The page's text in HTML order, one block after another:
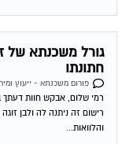
גורל משכנתא של
חתונתו
פורום משכנתא - ייעוץ
רמי שלום, אבקש חוות דעתך
רישום זה ניתנה לה ולבן
והלוואות...